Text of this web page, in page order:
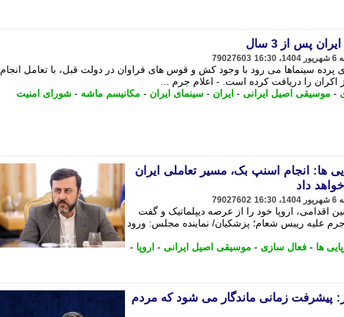
پس از 3 سال
79027603
سینماها می رود با وجود کش و قوس های فراوان در دولت قبل، با تعامل انجام
اکران را دریافت کرده است. - اعلام جرم ...
- موسیقی اصیل ایرانی - ایران - سینمای ایران - مکانیسم ماشه - شورای امنیت
ها: انجام اسنپ بک، مسیر تعاملی ایران
داد
79027602
اقدامی، اروپا خود را از عرصه دیپلماتیک و گفت
علیه رییس شعام؛ پزشکیان/ نماینده مجلس: ورود
ها - فعال سازی - موسیقی اصیل ایرانی - اروپا -
پیشرفت زمانی ماندگار می شود که مردم